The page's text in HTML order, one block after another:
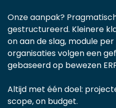
​Onze aanpak?
gestructureerd. Kleinere
on aan de slag, module
organisaties volgen een
gebaseerd op bewezen
Altijd met één doel:
scope, on budget.